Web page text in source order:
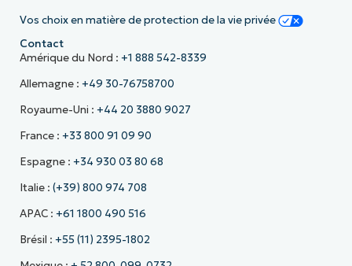
Vos choix en matière de protection de la vie privée
Contact
Amérique du Nord : +1 888 542-8339
Allemagne : +49 30-76758700
Royaume-Uni : +44 20 3880 9027
France : +33 800 91 09 90
Espagne : +34 930 03 80 68
Italie : (+39) 800 974 708
APAC : +61 1800 490 516
Brésil : +55 (11) 2395-1802